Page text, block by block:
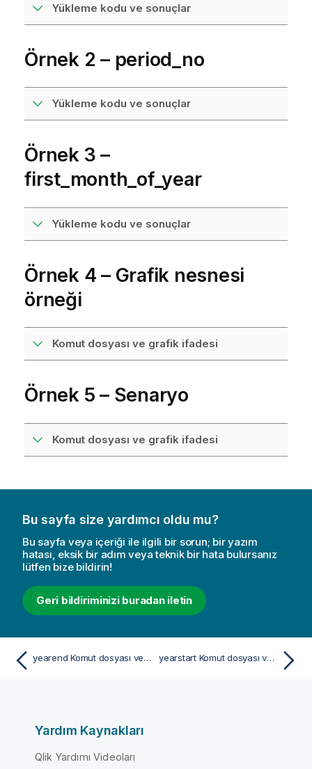
Yükleme kodu ve sonuçlar
Örnek 2 – period_no
Yükleme kodu ve sonuçlar
Örnek 3 –
first_month_of_year
Yükleme kodu ve sonuçlar
Örnek 4 – Grafik nesnesi
örneği
Komut dosyası ve grafik ifadesi
Örnek 5 – Senaryo
Komut dosyası ve grafik ifadesi
Bu sayfa size yardımcı oldu mu?
Bu sayfa veya içeriği ile ilgili bir sorun; bir yazım
hatası, eksik bir adım veya teknik bir hata bulursanız
lütfen bize bildirin!
Geri bildiriminizi buradan iletin
yearend Komut dosyası ve grafik fonksiyonu yearstart Komut dosyası ve grafik fonksiyonu
Yardım Kaynakları
Qlik Yardımı Videoları